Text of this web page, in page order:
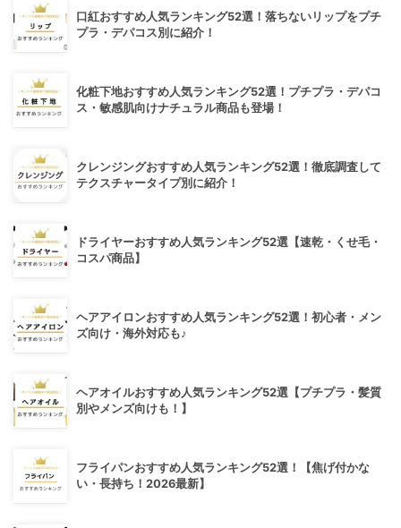
口紅おすすめ人気ランキング52選！落ちないリップをプチ
プラ・デパコス別に紹介！
化粧下地おすすめ人気ランキング52選！プチプラ・デパコ
ス・敏感肌向けナチュラル商品も登場！
クレンジングおすすめ人気ランキング52選！徹底調査して
テクスチャータイプ別に紹介！
ドライヤーおすすめ人気ランキング52選【速乾・くせ毛・
コスパ商品】
ヘアアイロンおすすめ人気ランキング52選！初心者・メン
ズ向け・海外対応も♪
ヘアオイルおすすめ人気ランキング52選【プチプラ・髪質
別やメンズ向けも！】
フライパンおすすめ人気ランキング52選！【焦げ付かな
い・長持ち！2026最新】